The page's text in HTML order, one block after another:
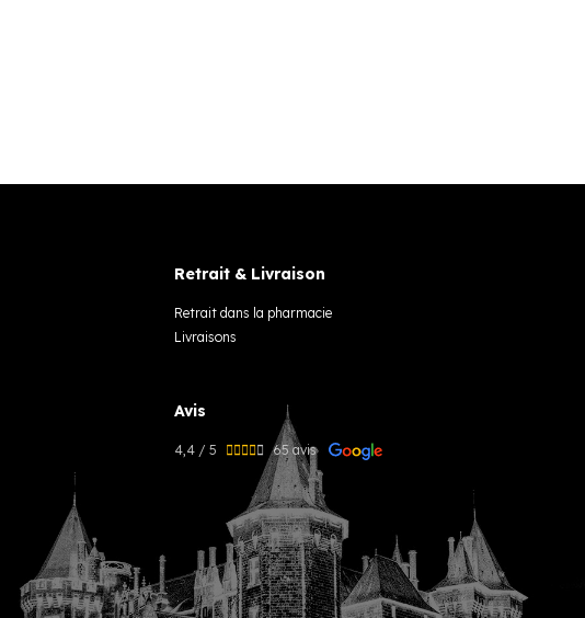
Retrait & Livraison
Retrait dans la pharmacie
Livraisons
Avis
4,4 / 5 65 avis